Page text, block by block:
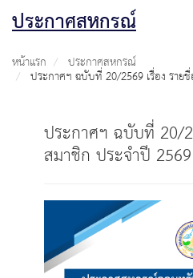
ประกาศสหกรณ์
หน้าแรก ประกาศสหกรณ์
ประกาศฯ ฉบับที่ 20/2569 เรื่อง ราย
ประกาศฯ ฉบับที่ 20/
สมาชิก ประจำปี 2569